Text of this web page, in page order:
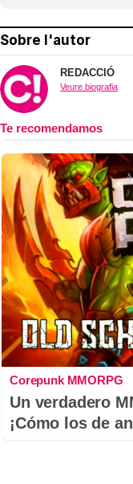
Sobre l'autor
REDACCIÓ
Veure biografia
Corepunk MMORPG
Un verdadero
¡Cómo los de